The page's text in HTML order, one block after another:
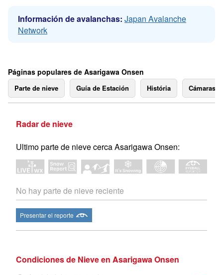
Información de avalanchas: Japan Avalanche
Network
Páginas populares de Asarigawa Onsen
Parte de nieve Guía de Estación História Cámaras
Radar de nieve
Ultimo parte de nieve cerca Asarigawa Onsen:
No hay parte de nieve reciente
Presentar el reporte
Condiciones de Nieve en Asarigawa Onsen